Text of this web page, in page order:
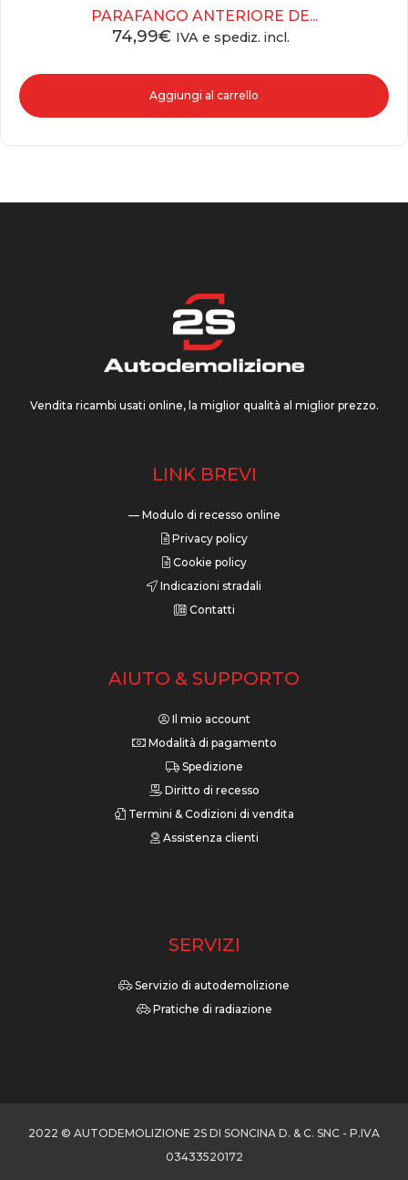
PARAFANGO ANTERIORE DE...
74,99€ IVA e spediz. incl.
Aggiungi al carrello
Vendita ricambi usati online, la miglior qualità al miglior prezzo.
LINK BREVI
— Modulo di recesso online
Privacy policy
Cookie policy
Indicazioni stradali
Contatti
AIUTO & SUPPORTO
Il mio account
Modalità di pagamento
Spedizione
Diritto di recesso
Termini & Codizioni di vendita
Assistenza clienti
SERVIZI
Servizio di autodemolizione
Pratiche di radiazione
2022 © AUTODEMOLIZIONE 2S DI SONCINA D. & C. SNC - P.IVA
03433520172